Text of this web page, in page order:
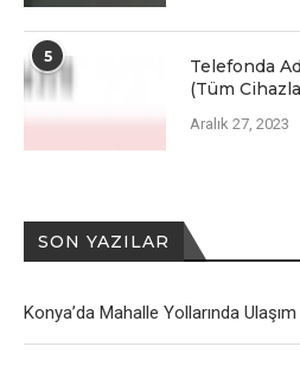
5
Telefonda
(Tüm
Aralık 27, 2023
SON YAZILAR
Konya’da Mahalle Yollarında